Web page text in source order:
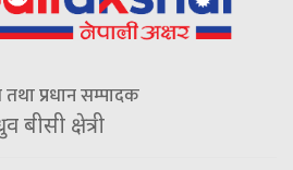
तथा प्रधान सम्पादक
बीसी क्षेत्री